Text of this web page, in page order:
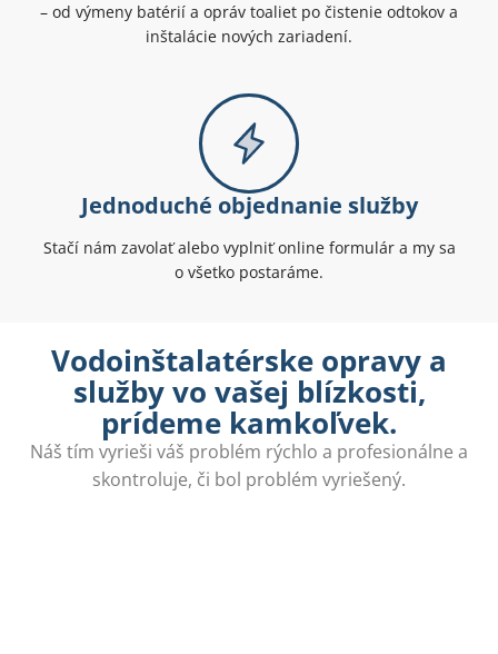
– od výmeny batérií a opráv toaliet po čistenie odtokov a
inštalácie nových zariadení.
Jednoduché objednanie služby
Stačí nám zavolať alebo vyplniť online formulár a my sa
o všetko postaráme.
Vodoinštalatérske opravy a
služby vo vašej blízkosti,
prídeme kamkoľvek.
Náš tím vyrieši váš problém rýchlo a profesionálne a
skontroluje, či bol problém vyriešený.